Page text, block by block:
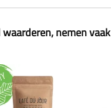
nemen